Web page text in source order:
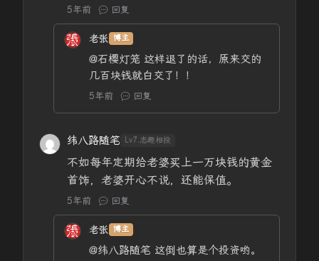
5年前 回复
老张 博主
@石樱灯笼 这样退了的话，原来交的
几百块钱就白交了！！
5年前 回复
纬八路随笔 Lv7.志趣相投
不如每年定期给老婆买上一万块钱的黄金
首饰，老婆开心不说，还能保值。
5年前 回复
老张 博主
@纬八路随笔 这倒也算是个投资哟。